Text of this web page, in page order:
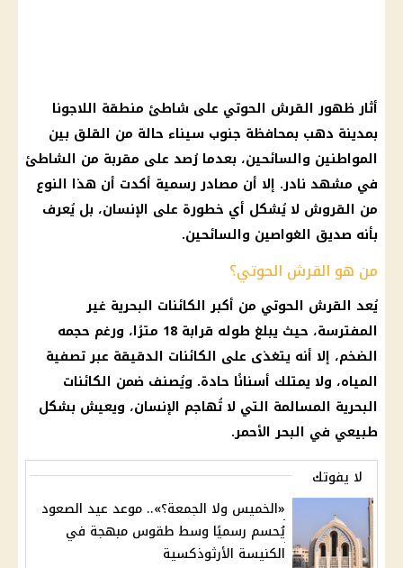
أثار ظهور القرش الحوتي على شاطئ منطقة اللاجونا
بمدينة دهب بمحافظة جنوب سيناء حالة من القلق بين
المواطنين والسائحين، بعدما رُصد على مقربة من الشاطئ
في مشهد نادر. إلا أن مصادر رسمية أكدت أن هذا النوع
من القروش لا يُشكل أي خطورة على الإنسان، بل يُعرف
بأنه صديق الغواصين والسائحين.
من هو القرش الحوتي؟
يُعد القرش الحوتي من أكبر الكائنات البحرية غير
المفترسة، حيث يبلغ طوله قرابة 18 مترًا، ورغم حجمه
الضخم، إلا أنه يتغذى على الكائنات الدقيقة عبر تصفية
المياه، ولا يمتلك أسنانًا حادة. ويُصنف ضمن الكائنات
البحرية المسالمة التي لا تُهاجم الإنسان، ويعيش بشكل
طبيعي في البحر الأحمر.
لا يفوتك
«الخميس ولا الجمعة؟».. موعد عيد الصعود
يُحسم رسميًا وسط طقوس مبهجة في
الكنيسة الأرثوذكسية